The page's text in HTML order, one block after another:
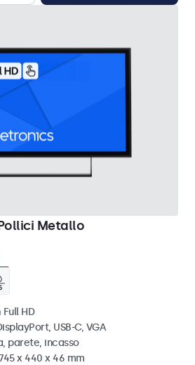
Metallo
HD
USB-C, VGA
parete, incasso
x 440 x 46 mm